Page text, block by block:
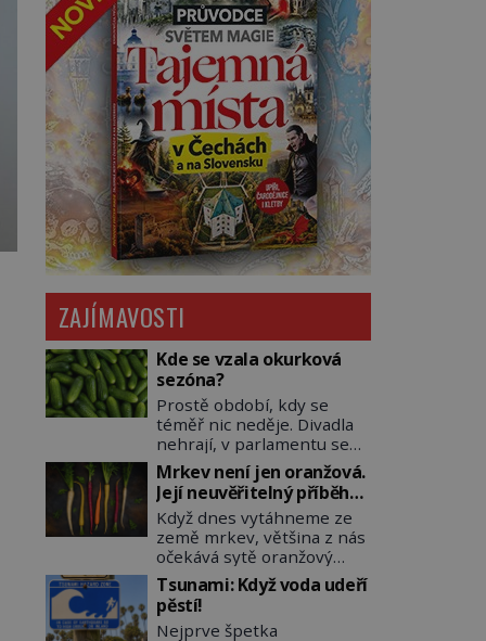
ZAJÍMAVOSTI
Kde se vzala okurková
sezóna?
Prostě období, kdy se
téměř nic neděje. Divadla
nehrají, v parlamentu se
nehlasuje, všichni jsou na
dovolené a média tak
nemají o čem mluvit a psát.
A vymýšlejí si proto
témata, které nikoho
nezajímají. Proč je však ona
letní doba spojovaná
zrovna s okurkami?
Okurkovou sezónu známe
Mrkev není jen oranžová.
Její neuvěřitelný příběh
začíná fialovou barvou
Když dnes vytáhneme ze
země mrkev, většina z nás
očekává sytě oranžový
kořen. Jenže po většinu
své historie je mrkev
všechno možné, jen ne
oranžová. Je fialová, žlutá,
Tsunami: Když voda udeří
pěstí!
Nejprve špetka